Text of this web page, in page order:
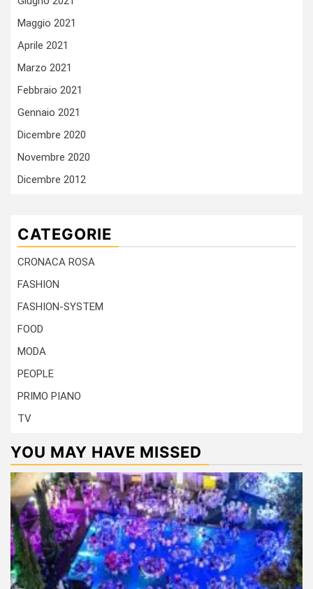
Maggio 2021
Aprile 2021
Marzo 2021
Febbraio 2021
Gennaio 2021
Dicembre 2020
Novembre 2020
Dicembre 2012
CATEGORIE
CRONACA ROSA
FASHION
FASHION-SYSTEM
FOOD
MODA
PEOPLE
PRIMO PIANO
TV
YOU MAY HAVE MISSED